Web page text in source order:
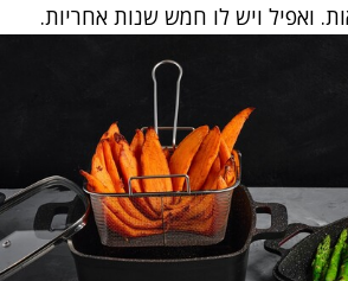
ואפיל ויש לו חמש שנות אחריות.